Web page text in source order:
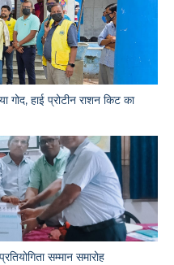
गोद, हाई प्रोटीन राशन किट का
सम्मान समारोह